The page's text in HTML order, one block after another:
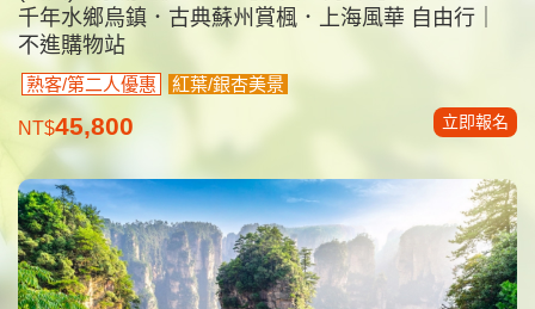
千年水鄉烏鎮．古典蘇州賞楓．上海風華 自由行｜
不進購物站
熟客/第二人優惠 紅葉/銀杏美景
NT$45,800 立即報名